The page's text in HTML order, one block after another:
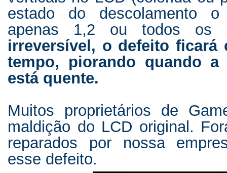
estado do descolamento
apenas 1,2 ou todos os
irreversível, o defeito ficará
tempo, piorando quando a
está quente.
Muitos proprietários de
maldição do LCD original.
reparados por nossa
esse defeito.